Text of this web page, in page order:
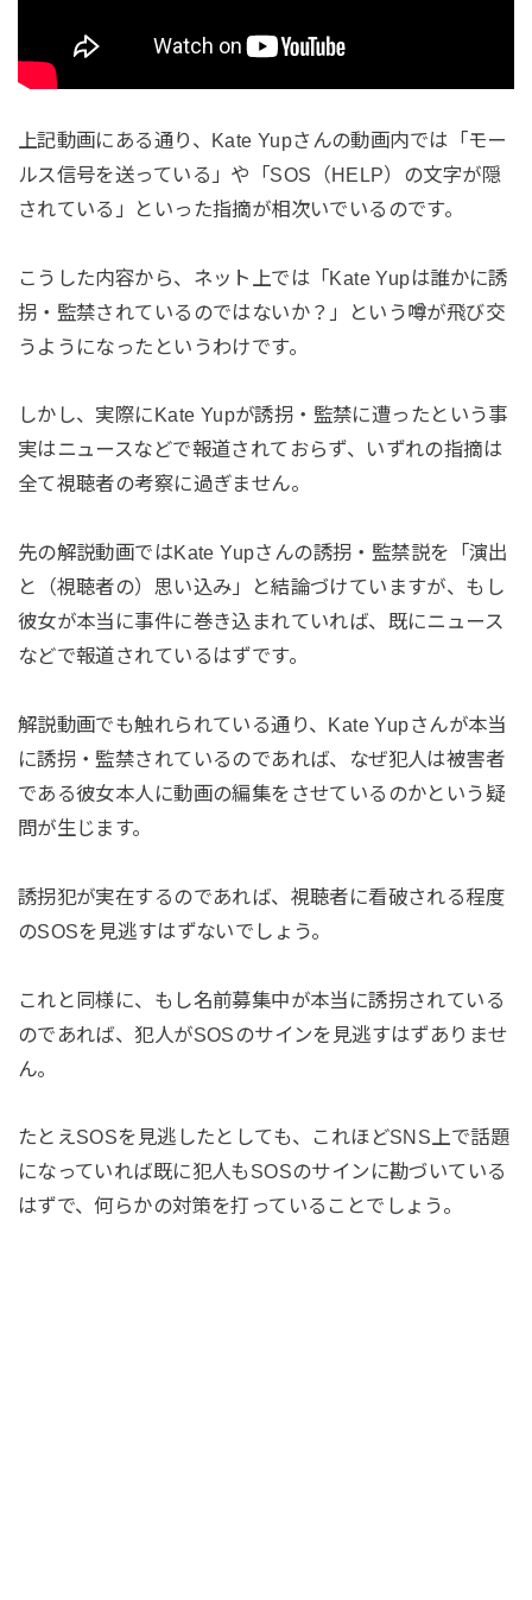
上記動画にある通り、Kate Yupさんの動画内では「モー
ルス信号を送っている」や「SOS（HELP）の文字が隠
されている」といった指摘が相次いでいるのです。
こうした内容から、ネット上では「Kate Yupは誰かに誘
拐・監禁されているのではないか？」という噂が飛び交
うようになったというわけです。
しかし、実際にKate Yupが誘拐・監禁に遭ったという事
実はニュースなどで報道されておらず、いずれの指摘は
全て視聴者の考察に過ぎません。
先の解説動画ではKate Yupさんの誘拐・監禁説を「演出
と（視聴者の）思い込み」と結論づけていますが、もし
彼女が本当に事件に巻き込まれていれば、既にニュース
などで報道されているはずです。
解説動画でも触れられている通り、Kate Yupさんが本当
に誘拐・監禁されているのであれば、なぜ犯人は被害者
である彼女本人に動画の編集をさせているのかという疑
問が生じます。
誘拐犯が実在するのであれば、視聴者に看破される程度
のSOSを見逃すはずないでしょう。
これと同様に、もし名前募集中が本当に誘拐されている
のであれば、犯人がSOSのサインを見逃すはずありませ
ん。
たとえSOSを見逃したとしても、これほどSNS上で話題
になっていれば既に犯人もSOSのサインに勘づいている
はずで、何らかの対策を打っていることでしょう。